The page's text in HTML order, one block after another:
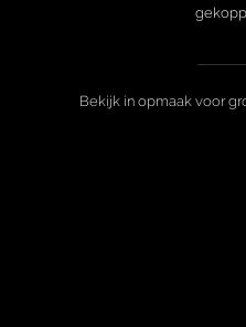
Bekijk in opmaak voor